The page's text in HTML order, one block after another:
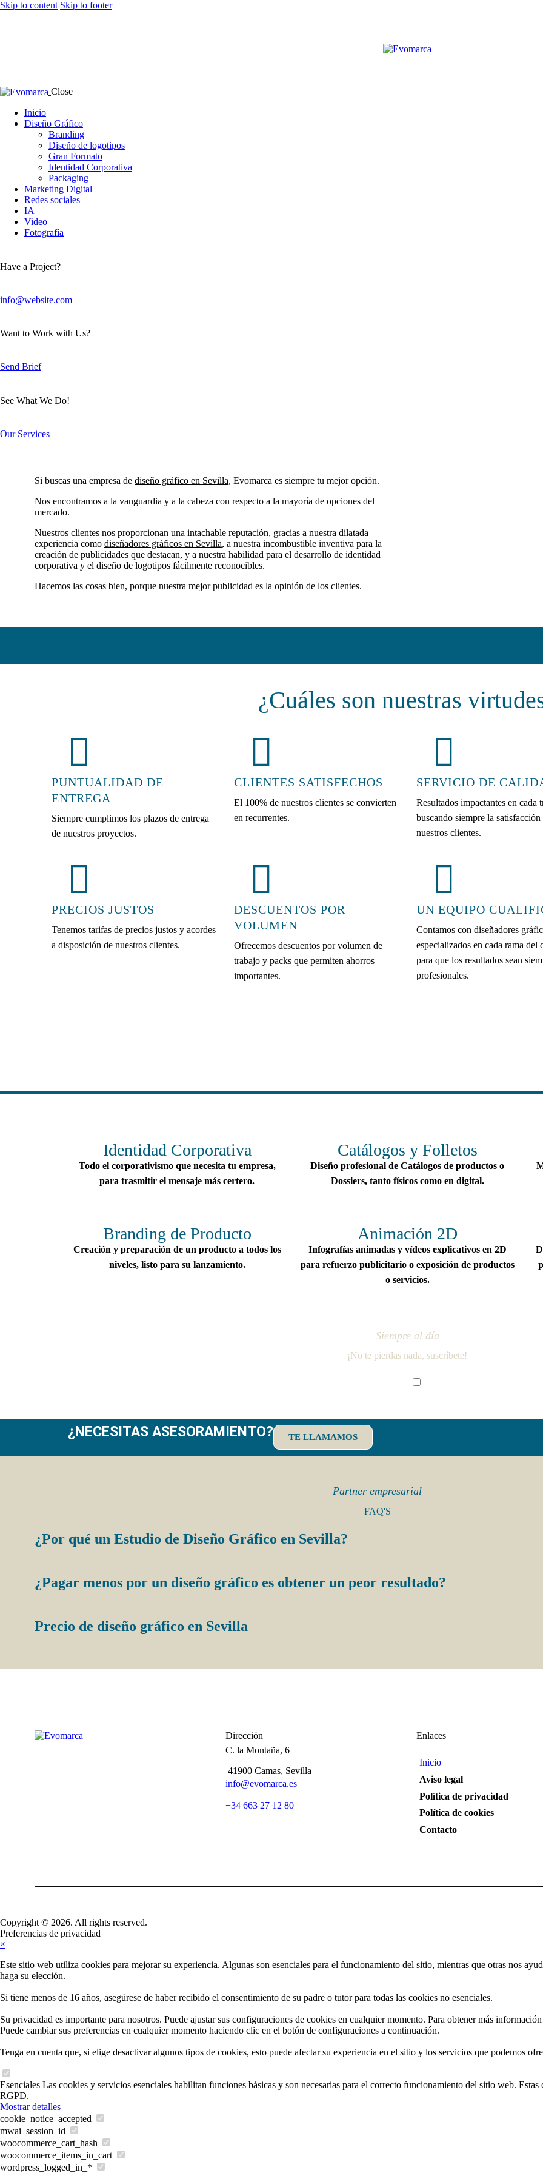
Skip to content Skip to footer
Close
Inicio
Diseño Gráfico
Branding
Diseño de logotipos
Gran Formato
Identidad Corporativa
Packaging
Marketing Digital
Redes sociales
IA
Video
Fotografía
Have a Project?
info@website.com
Want to Work with Us?
Send Brief
See What We Do!
Our Services
Si buscas una empresa de diseño gráfico en Sevilla, Evomarca es siempre tu mejor opción.
Nos encontramos a la vanguardia y a la cabeza con respecto a la mayoría de opciones del
mercado.
Nuestros clientes nos proporcionan una intachable reputación, gracias a nuestra dilatada
experiencia como diseñadores gráficos en Sevilla, a nuestra incombustible inventiva para la
creación de publicidades que destacan, y a nuestra habilidad para el desarrollo de identidad
corporativa y el diseño de logotipos fácilmente reconocibles.
Hacemos las cosas bien, porque nuestra mejor publicidad es la opinión de los clientes.
¿Cuáles son nuestras
PUNTUALIDAD DE
ENTREGA
Siempre cumplimos los plazos de entrega
de nuestros proyectos.
CLIENTES SATISFECHOS
El 100% de nuestros clientes se convierten
en recurrentes.
SERVICIO DE
Resultados impactantes en cada
buscando siempre la satisfacción
nuestros clientes.
PRECIOS JUSTOS
Tenemos tarifas de precios justos y acordes
a disposición de nuestros clientes.
DESCUENTOS POR
VOLUMEN
Ofrecemos descuentos por volumen de
trabajo y packs que permiten ahorros
importantes.
UN EQUIPO
Contamos con diseñadores
especializados en cada rama del
para que los resultados sean
profesionales.
Identidad Corporativa
Todo el corporativismo que necesita tu empresa,
para trasmitir el mensaje más certero.
Catálogos y Folletos
Diseño profesional de Catálogos de productos o
Dossiers, tanto físicos como en digital.
Branding de Producto
Creación y preparación de un producto a todos los
niveles, listo para su lanzamiento.
Animación 2D
Infografías animadas y vídeos explicativos en 2D
para refuerzo publicitario o exposición de productos
o servicios.
Siempre al día
¡No te pierdas nada, suscríbete!
¿NECESITAS ASESORAMIENTO? TE LLAMAMOS
Partner empresarial
FAQ'S
¿Por qué un Estudio de Diseño Gráfico en Sevilla?
¿Pagar menos por un diseño gráfico es obtener un peor resultado?
Precio de diseño gráfico en Sevilla
Dirección
C. la Montaña, 6
41900 Camas, Sevilla
info@evomarca.es
+34 663 27 12 80
Enlaces
Inicio
Aviso legal
Política de privacidad
Política de cookies
Contacto
Copyright © 2026. All rights reserved.
Preferencias de privacidad
×
Este sitio web utiliza cookies para mejorar su experiencia. Algunas son esenciales para el funcionamiento del sitio, mientras que otras nos
haga su elección.
Si tiene menos de 16 años, asegúrese de haber recibido el consentimiento de su padre o tutor para todas las cookies no esenciales.
Su privacidad es importante para nosotros. Puede ajustar sus configuraciones de cookies en cualquier momento. Para obtener más
Puede cambiar sus preferencias en cualquier momento haciendo clic en el botón de configuraciones a continuación.
Tenga en cuenta que, si elige desactivar algunos tipos de cookies, esto puede afectar su experiencia en el sitio y los servicios que podemos
Esenciales Las cookies y servicios esenciales habilitan funciones básicas y son necesarias para el correcto funcionamiento del sitio web.
RGPD.
Mostrar detalles
cookie_notice_accepted
mwai_session_id
woocommerce_cart_hash
woocommerce_items_in_cart
wordpress_logged_in_*